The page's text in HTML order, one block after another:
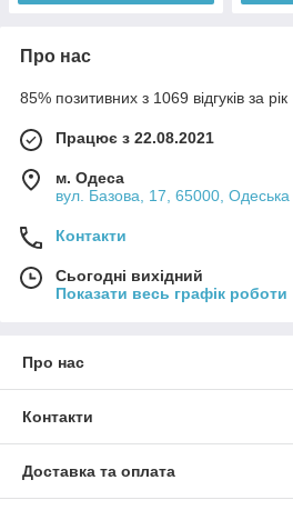
Про нас
85% позитивних з 1069 відгуків за рік
Працює з 22.08.2021
м. Одеса
вул. Базова, 17, 65000,
Контакти
Сьогодні вихідний
Показати весь графік роботи
Про нас
Контакти
Доставка та оплата